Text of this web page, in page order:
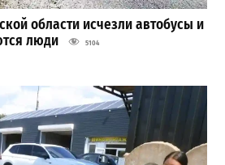
области исчезли автобусы и
люди
5104